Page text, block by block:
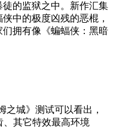
的监狱之中。新作汇集
中的极度凶残的恶棍，
拥有像《蝙蝠侠：黑暗
之城》测试可以看出，
、其它特效最高环境